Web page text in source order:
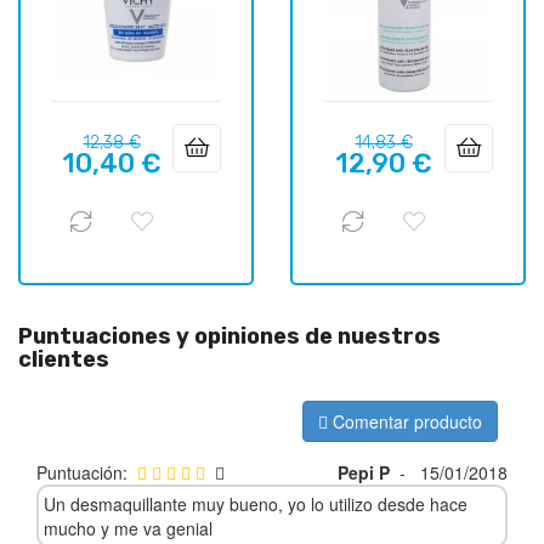
Precio
regular
12,38 €Precio
10,40 €
Precio
regular
14,83 €Precio
12,90 €
Puntuaciones y opiniones de nuestros
clientes
Comentar producto
Puntuación: Pepi P -
15/01/2018
Un desmaquillante muy bueno, yo lo utilizo desde hace
mucho y me va genial